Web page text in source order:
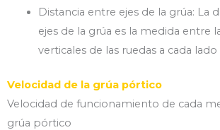
Distancia entre ejes de la grúa: La
ejes de la grúa es la medida entre
verticales de las ruedas a cada lado
Velocidad de la grúa pórtico
Velocidad de funcionamiento de cada
grúa pórtico